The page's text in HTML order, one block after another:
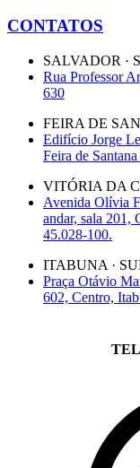
CONTATOS
SALVADOR ·
Rua Professor
630
FEIRA DE
Edifício Jorge
Feira de
VITÓRIA DA
Avenida Olívia
andar, sala 201,
45.028-100.
ITABUNA ·
Praça Otávio
602, Centro,